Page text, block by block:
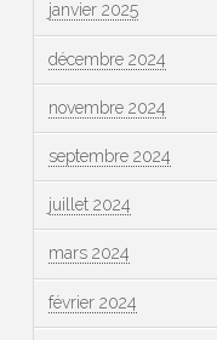
janvier 2025
décembre 2024
novembre 2024
septembre 2024
juillet 2024
mars 2024
février 2024